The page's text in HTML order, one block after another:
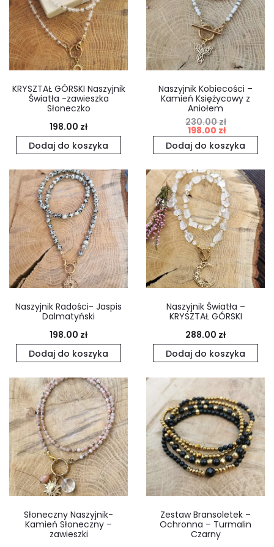
KRYSZTAŁ GÓRSKI Naszyjnik
Światła -zawieszka
Słoneczko
198.00 zł
Dodaj do koszyka
Naszyjnik Kobiecości –
Kamień Księżycowy z
Aniołem
230.00zł
Pierwotna
cena
230.00 zł.
198.00 zł
Aktualna
cena
198.00 zł.
Dodaj do koszyka
Naszyjnik Radości- Jaspis
Dalmatyński
198.00 zł
Dodaj do koszyka
Naszyjnik Światła –
KRYSZTAŁ GÓRSKI
288.00 zł
Dodaj do koszyka
Słoneczny Naszyjnik-
Kamień Słoneczny –
zawieszki
Zestaw Bransoletek –
Ochronna – Turmalin
Czarny